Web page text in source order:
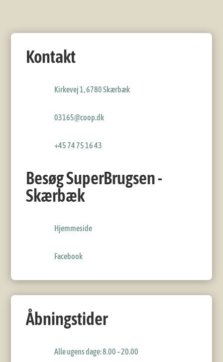
Kontakt
Kirkevej 1, 6780 Skærbæk
03165@coop.dk
+45 74 75 16 43
Besøg SuperBrugsen -
Skærbæk
Hjemmeside
Facebook
Åbningstider
Alle ugens dage: 8.00 – 20.00